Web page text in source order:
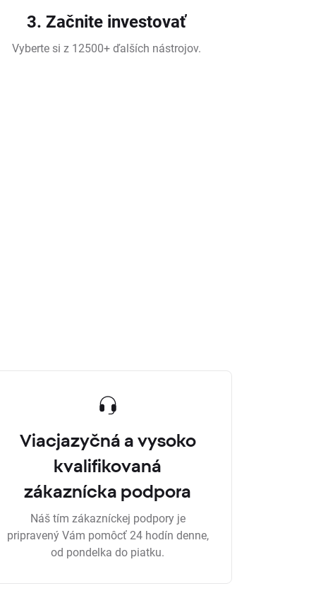
3. Začnite investovať
Vyberte si z 12500+ ďalších nástrojov.
Viacjazyčná a vysoko
kvalifikovaná
zákaznícka podpora
Náš tím zákazníckej podpory je
pripravený Vám pomôcť 24 hodín denne,
od pondelka do piatku.